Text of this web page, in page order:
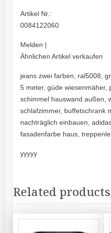
Artikel Nr.:
0084122060
Melden |
Ähnlichen Artikel verkaufen
jeans zwei farben, ral5008,
5 meter, güde wiesenmäher,
schimmel hauswand außen,
schlafzimmer, buffetschrank
nachträglich einbauen,
fasadenfarbe haus,
yyyyy
Related products